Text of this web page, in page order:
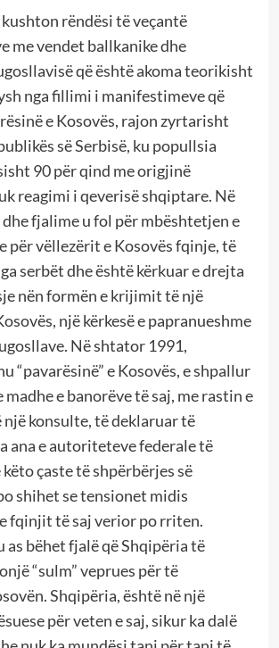
rëndësi të veçantë
me vendet ballkanike dhe
që është akoma teorikisht
nga fillimi i manifestimeve që
e Kosovës, rajon zyrtarisht
së Serbisë, ku popullsia
90 për qind me origjinë
reagimi i qeverisë shqiptare. Në
fjalime u fol për mbështetjen e
për vëllezërit e Kosovës fqinje, të
serbët dhe është kërkuar e drejta
nën formën e krijimit të një
një kërkesë e papranueshme
Në shtator 1991,
“pavarësinë” e Kosovës, e shpallur
madhe e banorëve të saj, me rastin e
konsulte, të deklaruar të
ana e autoriteteve federale të
çaste të shpërbërjes së
shihet se tensionet midis
fqinjit të saj verior po rriten.
bëhet fjalë që Shqipëria të
“sulm” veprues për të
Shqipëria, është në një
për veten e saj, sikur ka dalë